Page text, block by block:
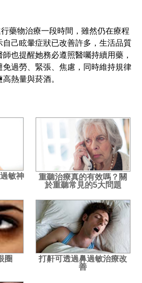
物治療一段時間，雖然仍在療程
己眩暈症狀已改善許多，生活品質
也提醒她務必遵照醫囑持續用藥，
免過勞、緊張、焦慮，同時維持規律
熱量與菸酒。
敏神
重聽治療真的有效嗎？關
於重聽常見的5大問題
圈
打鼾可透過鼻過敏治療改
善